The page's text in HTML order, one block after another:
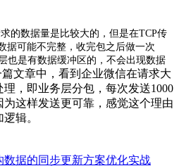
的数据量是比较大的，但是在TCP传
据可能不完整，收完包之后做一次
也是有数据缓冲区的，不会出现数据
文章中，看到企业微信在请求大
，即业务层分包，每次发送1000
这样发送更可靠，感觉这个理由
辑。
据的同步更新方案优化实战